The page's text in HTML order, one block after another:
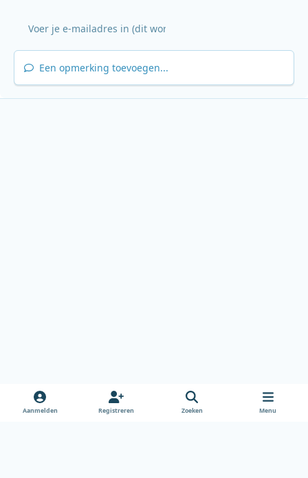
Een opmerking toevoegen...
Aanmelden Registreren Zoeken Menu